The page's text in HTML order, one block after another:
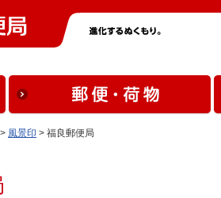
> 風景印 > 福良郵便局